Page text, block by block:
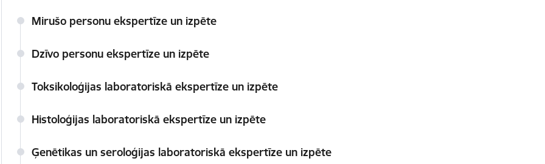
Mirušo personu ekspertīze un izpēte
Dzīvo personu ekspertīze un izpēte
Toksikoloģijas laboratoriskā ekspertīze un izpēte
Histoloģijas laboratoriskā ekspertīze un izpēte
Ģenētikas un seroloģijas laboratoriskā ekspertīze un izpēte